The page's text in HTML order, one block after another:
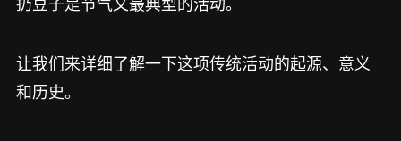
让我们来详细了解一下这项传统活动的起源、意义
和历史。